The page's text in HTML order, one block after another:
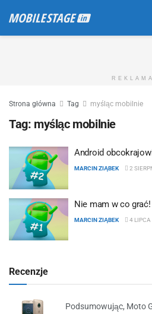
REKLAMA
Strona główna Tag myśląc mobilnie
Tag: myśląc mobilnie
Android
MARCIN ZIĄBEK 2
Nie mam w co
MARCIN ZIĄBEK 4
Recenzje
Podsumowując, Moto